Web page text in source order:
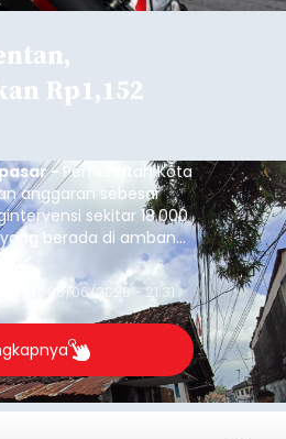
Rp1,152
- Pemerintah Kota
anggaran sebesar
sekitar 18.000
berada di ambang
strategis ini diambil
yang berada pada
agar tidak
Thu, 08/06/2026 - 21:31